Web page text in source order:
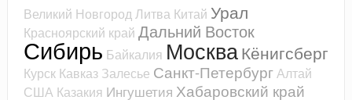
Великий НовгородЛитва Китай Урал
Красноярский край Дальний Восток
Сибирь Байкалия МоскваКёнигсберг
Курск Кавказ Залесье Санкт-ПетербургАлтай
США Казакия Ингушетия Хабаровский край